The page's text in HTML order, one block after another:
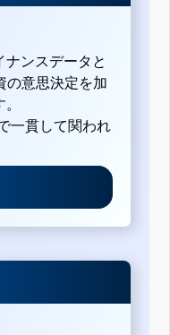
ナンスデータと
の意思決定を加
一貫して関われ